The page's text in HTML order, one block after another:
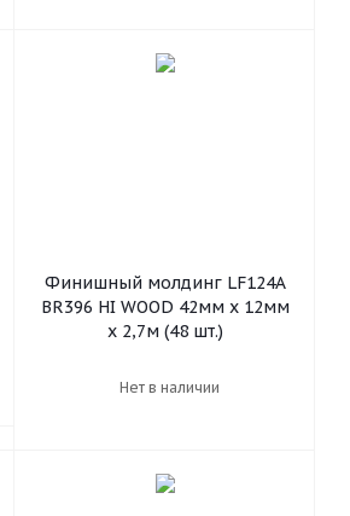
Финишный молдинг LF124A
BR396 HI WOOD 42мм х 12мм
х 2,7м (48 шт.)
Нет в наличии